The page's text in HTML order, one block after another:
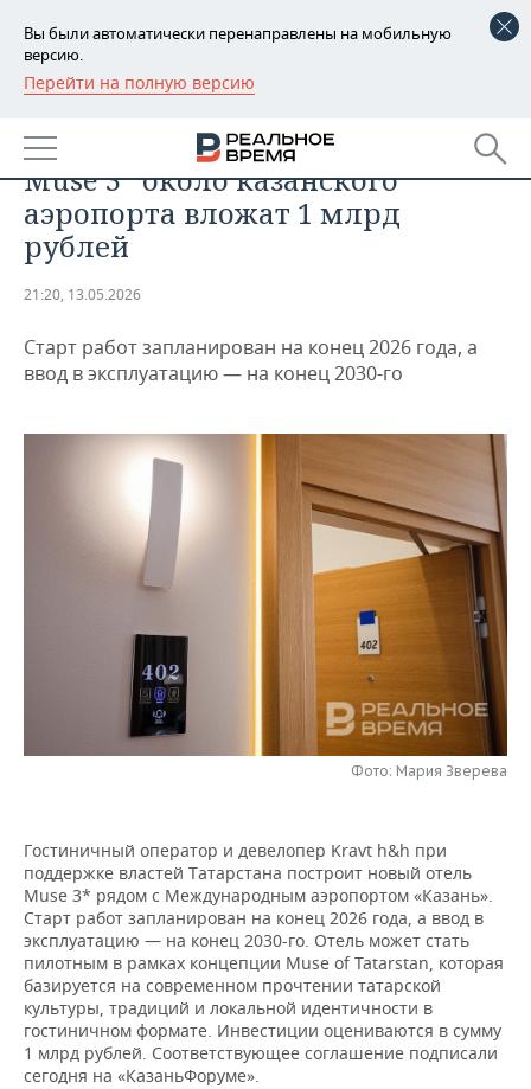
Вы были автоматически перенаправлены на мобильную
версию.
Перейти на полную версию
РЕГИОНЫ
БАШКОРТОСТАН
ТАТАРСТАН
УДМУРТИЯ
НОВОСТИ
АНАЛИТИКА
НОВОСТИ АНАЛИТИКИ
ДЕКЛАРАЦИИ О ДОХОДАХ
КОРОЛИ ГОСЗАКАЗА ПФО
КОМУ ПРИНАДЛЕЖАТ
ТОРГОВЫЕ ЦЕНТРЫ
ТАТАРСТАНА
ЭКОНОМИКА
НОВОСТИ ЭКОНОМИКИ
ФИНАНСЫ
ИНВЕСТИЦИИ
ПРОМЫШЛЕННОСТЬ
НОВОСТИ
ПРОМЫШЛЕННОСТИ
АГРОПРОМ
МАШИНОСТРОЕНИЕ
НЕФТЕХИМИЯ
ЭНЕРГЕТИКА
НЕДВИЖИМОСТЬ
НОВОСТИ АВТО
НОВОСТИ БИЗНЕСА
РОЗНИЧНАЯ ТОРГОВЛЯ
ТРАНСПОРТ
ТЕХНОЛОГИИ
НОВОСТИ ТЕХНОЛОГИЙ
ТЕЛЕКОММУНИКАЦИИ
МЕРОПРИЯТИЯ
НОВОСТИ МЕРОПРИЯТИЙ
ВЫЕЗДНАЯ РЕДАКЦИЯ
БИЗНЕС-БРАНЧИ
ОТКРЫТАЯ ЛЕКЦИЯ
НОВОСТИ СПОРТА
БАСКЕТБОЛ
ВОЛЕЙБОЛ
КИБЕРСПОРТ
ФИГУРНОЕ КАТАНИЕ
ВОДНЫЕ ВИДЫ СПОРТА
НОВОСТИ ОБЩЕСТВА
ИНФРАСТРУКТУРА
ИСТОРИЯ
КУЛЬТУРА
МЕДИЦИНА
ОБРАЗОВАНИЕ
ФОТОГАЛЕРЕЯ
СПРАВОЧНИК
СПИСОК ПЕРСОН
СПИСОК КОМПАНИЙ
ПОЛНАЯ ВЕРСИЯ
В строительство нового отеля
Muse 3* около казанского
аэропорта вложат 1 млрд
рублей
21:20, 13.05.2026
Старт работ запланирован на конец 2026 года, а
ввод в эксплуатацию — на конец 2030-го
Фото: Мария Зверева
Гостиничный оператор и девелопер Kravt h&h при
поддержке властей Татарстана построит новый отель
Muse 3* рядом с Международным аэропортом «Казань».
Старт работ запланирован на конец 2026 года, а ввод в
эксплуатацию — на конец 2030-го. Отель может стать
пилотным в рамках концепции Muse of Tatarstan, которая
базируется на современном прочтении татарской
культуры, традиций и локальной идентичности в
гостиничном формате. Инвестиции оцениваются в сумму
1 млрд рублей. Соответствующее соглашение подписали
сегодня на «КазаньФоруме».